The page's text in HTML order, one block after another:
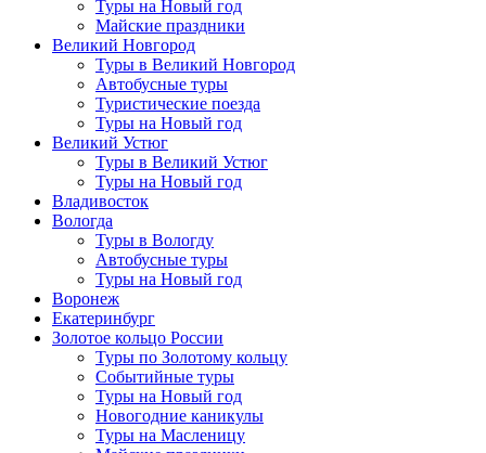
Туры на Новый год
Майские праздники
Великий Новгород
Туры в Великий Новгород
Автобусные туры
Туристические поезда
Туры на Новый год
Великий Устюг
Туры в Великий Устюг
Туры на Новый год
Владивосток
Вологда
Туры в Вологду
Автобусные туры
Туры на Новый год
Воронеж
Екатеринбург
Золотое кольцо России
Туры по Золотому кольцу
Событийные туры
Туры на Новый год
Новогодние каникулы
Туры на Масленицу